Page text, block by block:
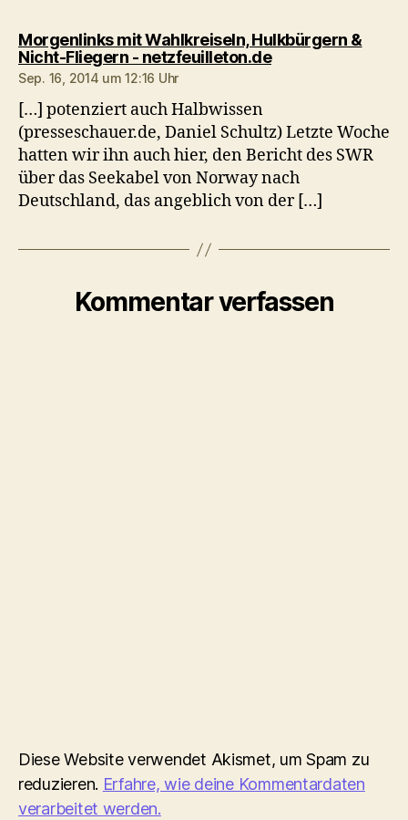
Morgenlinks mit Wahlkreiseln, Hulkbürgern &
Nicht-Fliegern - netzfeuilleton.desagt:
Sep. 16, 2014 um 12:16 Uhr
[…] potenziert auch Halbwissen
(presseschauer.de, Daniel Schultz) Letzte Woche
hatten wir ihn auch hier, den Bericht des SWR
über das Seekabel von Norway nach
Deutschland, das angeblich von der […]
Kommentar verfassen
Diese Website verwendet Akismet, um Spam zu
reduzieren. Erfahre, wie deine Kommentardaten
verarbeitet werden.